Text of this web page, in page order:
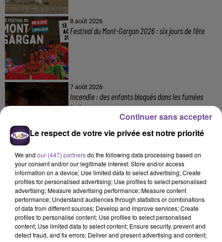
8 août 2026
Festival du Mont-Gargan 2026 : six jours de fête
7 août 2026
Incendie : des enfants bloqués dans les fumées
toxiques
DERNIERS TITRES
9h19
9h19 9h15
9h15 9h12
9h12
Le respect de votre vie privée est notre priorité
We and our (447) partnersdo the following data processing based on
your consent and/or our legitimate interest: Store and/or access
information on a device; Use limited data to select advertising; Create
profiles for personalised advertising; Use profiles to select personalised
advertising; Measure advertising performance; Measure content
performance; Understand audiences through statistics or combinations
of data from different sources; Develop and improve services; Create
profiles to personalise content; Use profiles to select personalised
content; Use limited data to select content; Ensure security, prevent and
detect fraud, and fix errors; Deliver and present advertising and content;
Continuer sans accepter